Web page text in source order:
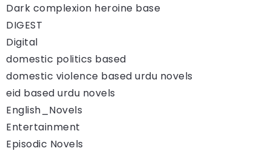
Dark complexion heroine base
DIGEST
Digital
domestic politics based
domestic violence based urdu novels
eid based urdu novels
English_Novels
Entertainment
Episodic Novels